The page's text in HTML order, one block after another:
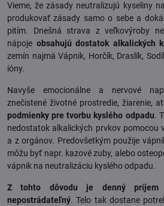
Vieme, že zásady neutralizujú kyseliny
produkovať zásady samo o sebe a
pitím. Dnešná strava z veľkovýroby
nápoje obsahujú dostatok alkalických
zemín najmä Vápnik, Horčík, Draslík,
ióny.
Navyše emocionálne a nervové
znečistené životné prostredie, žiarenie,
podmienky pre tvorbu kyslého odpadu.
nedostatok alkalických prvkov pomocou
a z orgánov. Predovšetkým použije
môžu byť napr. kazové zuby, alebo
vápnik na neutralizáciu kyslého odpadu.
Z tohto dôvodu je denný príjem
nepostrádateľný. Telo tak dostane